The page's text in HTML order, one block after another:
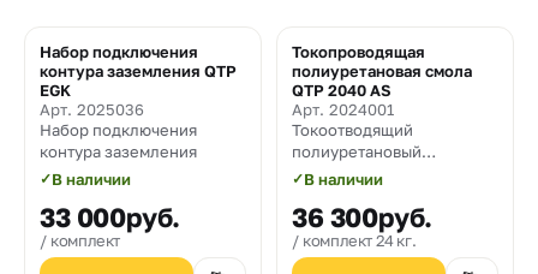
Набор подключения
контура заземления QTP
EGK
Арт. 2025036
Набор подключения
контура заземления
✓В наличии
33 000руб.
комплект
Токопроводящая
полиуретановая смола
QTP 2040 AS
Арт. 2024001
Токоотводящий
полиуретановый
наливной состав
✓В наличии
36 300руб.
комплект 24 кг.